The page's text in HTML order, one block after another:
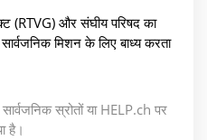
(RTVG) और संघीय परिषद का
मिशन के लिए बाध्य करता
स्रोतों या HELP.ch पर
है।